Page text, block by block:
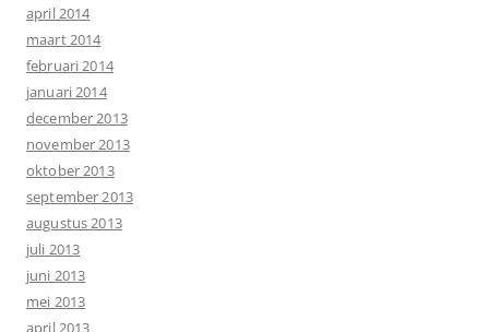
april 2014
maart 2014
februari 2014
januari 2014
december 2013
november 2013
oktober 2013
september 2013
augustus 2013
juli 2013
juni 2013
mei 2013
april 2013